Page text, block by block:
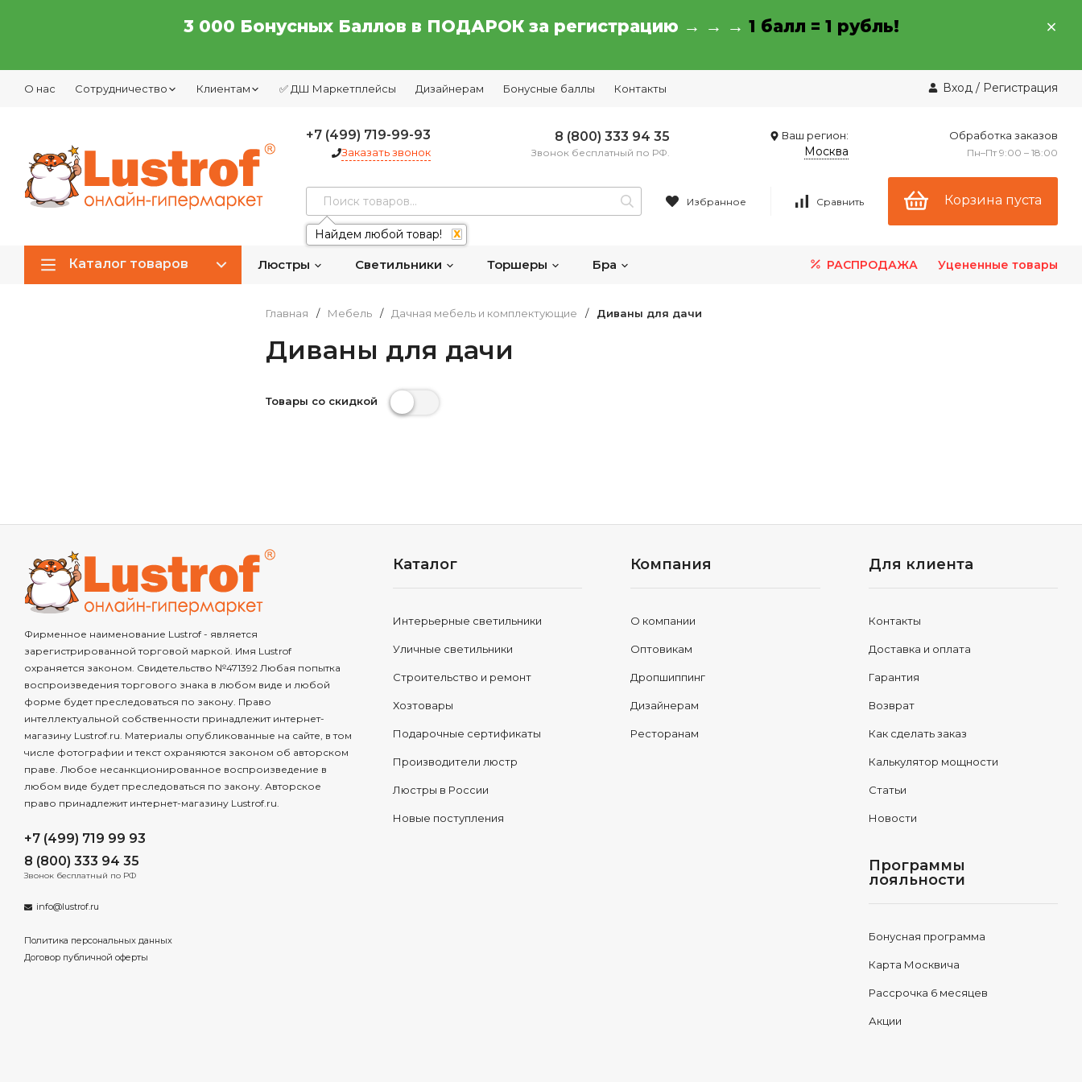
3 000 Бонусных Баллов в ПОДАРОК за регистрацию → → → 1 балл = 1 рубль!
О нас Сотрудничество Клиентам ✅ ДШ Маркетплейсы Дизайнерам Бонусные баллы Контакты Вход / Регистрация
+7 (499) 719-99-93
Заказать звонок
8 (800) 333 94 35
Звонок бесплатный по РФ.
Ваш регион:
Москва
Обработка заказов
Пн–Пт 9:00 – 18:00
Найдем любой товар! X
Избранное Сравнить Корзина пуста
Каталог товаров Люстры Светильники Торшеры Бра РАСПРОДАЖА Уцененные товары
Главная / Мебель / Дачная мебель и комплектующие / Диваны для дачи
Диваны для дачи
Товары со скидкой
Фирменное наименование Lustrof - является
зарегистрированной торговой маркой. Имя Lustrof
охраняется законом. Свидетельство №471392 Любая попытка
воспроизведения торгового знака в любом виде и любой
форме будет преследоваться по закону. Право
интеллектуальной собственности принадлежит интернет-
магазину Lustrof.ru. Материалы опубликованные на сайте, в том
числе фотографии и текст охраняются законом об авторском
праве. Любое несанкционированное воспроизведение в
любом виде будет преследоваться по закону. Авторское
право принадлежит интернет-магазину Lustrof.ru.
+7 (499) 719 99 93
8 (800) 333 94 35
Звонок бесплатный по РФ
info@lustrof.ru
Политика персональных данных
Договор публичной оферты
Каталог
Интерьерные светильники
Уличные светильники
Строительство и ремонт
Хозтовары
Подарочные сертификаты
Производители люстр
Люстры в России
Новые поступления
Компания
О компании
Оптовикам
Дропшиппинг
Дизайнерам
Ресторанам
Для клиента
Контакты
Доставка и оплата
Гарантия
Возврат
Как сделать заказ
Калькулятор мощности
Статьи
Новости
Программы
лояльности
Бонусная программа
Карта Москвича
Рассрочка 6 месяцев
Акции